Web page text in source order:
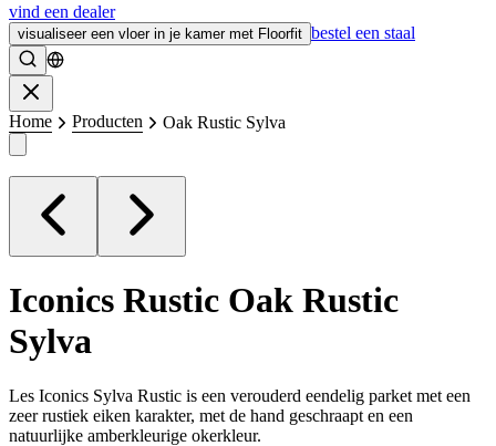
vind een dealer
visualiseer een vloer in je kamer met Floorfit bestel een staal
Zoeken
Home Producten Oak Rustic Sylva
Iconics Rustic Oak Rustic
Sylva
Les Iconics Sylva Rustic is een verouderd eendelig parket met een
zeer rustiek eiken karakter, met de hand geschraapt en een
natuurlijke amberkleurige okerkleur.